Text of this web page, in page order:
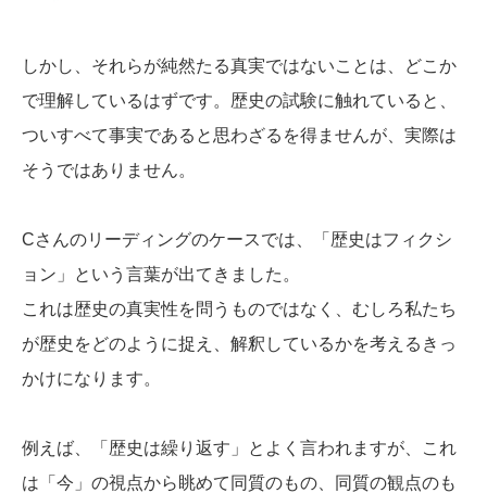
しかし、それらが純然たる真実ではないことは、どこか
で理解しているはずです。歴史の試験に触れていると、
ついすべて事実であると思わざるを得ませんが、実際は
そうではありません。
Cさんのリーディングのケースでは、「歴史はフィクシ
ョン」という言葉が出てきました。
これは歴史の真実性を問うものではなく、むしろ私たち
が歴史をどのように捉え、解釈しているかを考えるきっ
かけになります。
例えば、「歴史は繰り返す」とよく言われますが、これ
は「今」の視点から眺めて同質のもの、同質の観点のも